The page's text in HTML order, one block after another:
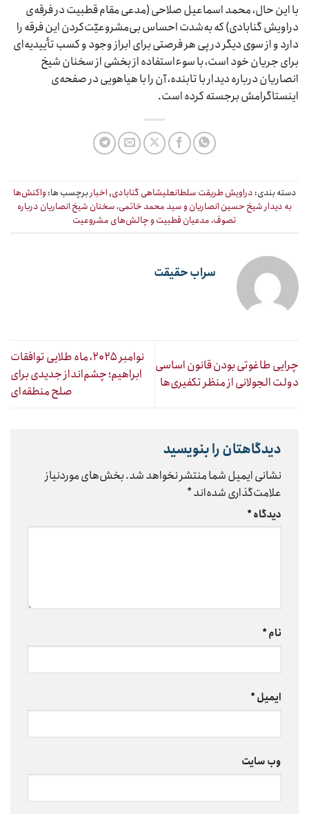
با این حال، محمد اسماعیل صلاحی (مدعی مقام قطبیت در فرقه‌ی
دراویش گنابادی) که به‌شدت احساس بی‌مشروعیّت‌کردن این فرقه را
دارد و از سوی دیگر در پی هر فرصتی برای ابراز وجود و کسب تأییدیه‌ای
برای جریان خود است، با سوءاستفاده از بخشی از سخنان شیخ
انصاریان درباره دیدار با تابنده، آن را با هیاهویی در صفحه‌ی
اینستاگرامش برجسته کرده است.
دسته بندی: دراویش طریقت سلطانعلیشاهی گنابادی, اخبار برچسب ها: واکنش‌ها
به دیدار شیخ حسین انصاریان و سید محمد خاتمی، سخنان شیخ انصاریان درباره
تصوف، مدعیان قطبیت و چالش‌های مشروعیت
سراب حقیقت
چرایی طاغوتی بودن قانون اساسی
دولت الجولانی از منظر تکفیری‌ها
نوامبر ۲۰۲۵، ماه طلایی توافقات
ابراهیم؛ چشم‌انداز جدیدی برای
صلح منطقه‌ای
دیدگاهتان را بنویسید
نشانی ایمیل شما منتشر نخواهد شد.بخش‌های موردنیاز
علامت‌گذاری شده‌اند*
دیدگاه*
نام*
ایمیل*
وب‌ سایت